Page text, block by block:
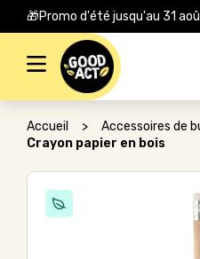
🎁Promo d'été jusqu'au 31
Rechercher :
Accueil > Accessoires de
Crayon papier en bois